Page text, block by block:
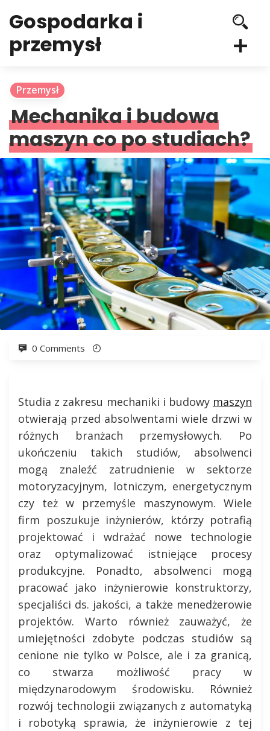
Gospodarka i
przemysł
Przemysł
Mechanika i budowa
maszyn co po studiach?
0 Comments
Studia z zakresu mechaniki i budowy maszyn
otwierają przed absolwentami wiele drzwi w
różnych branżach przemysłowych. Po
ukończeniu takich studiów, absolwenci
mogą znaleźć zatrudnienie w sektorze
motoryzacyjnym, lotniczym, energetycznym
czy też w przemyśle maszynowym. Wiele
firm poszukuje inżynierów, którzy potrafią
projektować i wdrażać nowe technologie
oraz optymalizować istniejące procesy
produkcyjne. Ponadto, absolwenci mogą
pracować jako inżynierowie konstruktorzy,
specjaliści ds. jakości, a także menedżerowie
projektów. Warto również zauważyć, że
umiejętności zdobyte podczas studiów są
cenione nie tylko w Polsce, ale i za granicą,
co stwarza możliwość pracy w
międzynarodowym środowisku. Również
rozwój technologii związanych z automatyką
i robotyką sprawia, że inżynierowie z tej